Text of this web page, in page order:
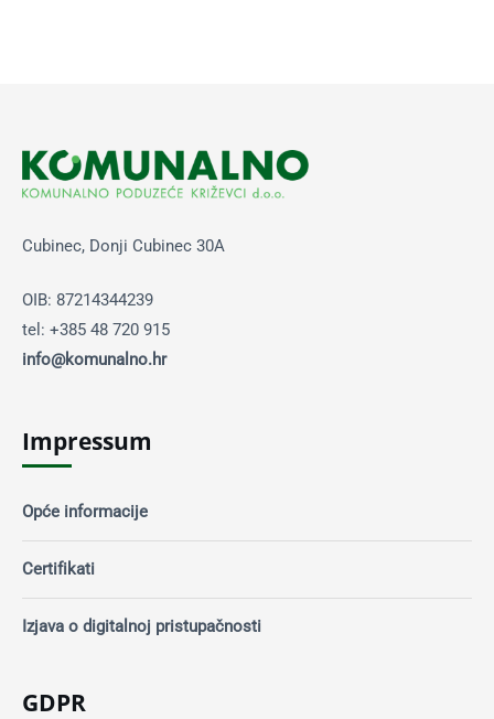
Cubinec, Donji Cubinec 30A
OIB: 87214344239
tel: +385 48 720 915
info@komunalno.hr
Impressum
Opće informacije
Certifikati
Izjava o digitalnoj pristupačnosti
GDPR